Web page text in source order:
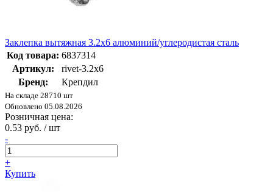
Заклепка вытяжная 3.2х6 алюминий/углеродистая сталь
Код товара: 6837314
Артикул:
rivet-3.2х6
Бренд:
Крепдил
На складе 28710 шт
Обновлено 05.08.2026
Розничная цена:
0.53 руб. / шт
-
+
Купить